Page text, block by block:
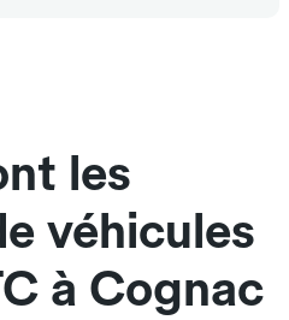
les
véhicules
à Cognac